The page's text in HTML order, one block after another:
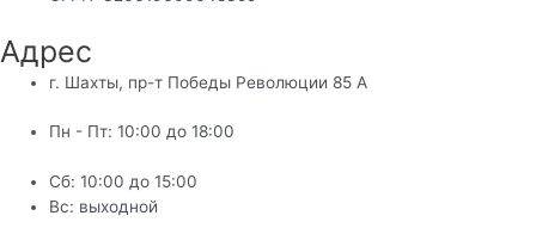
Адрес
г. Шахты, пр-т Победы Революции 85 А
Пн - Пт: 10:00 до 18:00
Сб: 10:00 до 15:00
Вс: выходной